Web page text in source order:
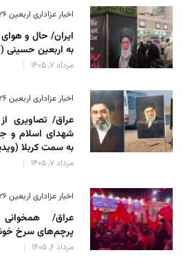
اخبار عزاداری اربعین ۲۰۲۶ - 51
ایران/ حال و
به اربعین حسینی
مرداد 7, 1405
اخبار عزاداری اربعین ۲۰۲۶ - 49
عراق/ تصاویری
شهدای اسلام و
به سمت کربلا
مرداد 7, 1405
اخبار عزاداری اربعین ۲۰۲۶ - 46
عراق/
پرچم‌های سرخ
مرداد 6, 1405